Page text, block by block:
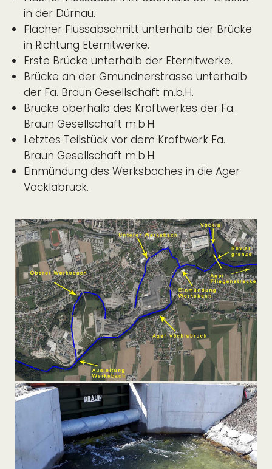
in der Dürnau.
Flacher Flussabschnitt unterhalb der Brücke
in Richtung Eternitwerke.
Erste Brücke unterhalb der Eternitwerke.
Brücke an der Gmundnerstrasse unterhalb
der Fa. Braun Gesellschaft m.b.H.
Brücke oberhalb des Kraftwerkes der Fa.
Braun Gesellschaft m.b.H.
Letztes Teilstück vor dem Kraftwerk Fa.
Braun Gesellschaft m.b.H.
Einmündung des Werksbaches in die Ager
Vöcklabruck.